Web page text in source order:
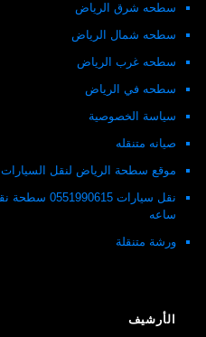
سطحه شرق الرياض
سطحه شمال الرياض
سطحه غرب الرياض
سطحه في الرياض
سياسة الخصوصية
صيانه متنقله
موقع سطحة الرياض لنقل السيارات
ساعه
ورشة متنقلة
الأرشيف